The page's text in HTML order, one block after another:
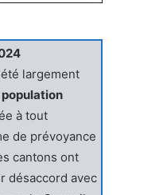
largement
population
à tout
de prévoyance
cantons ont
désaccord avec